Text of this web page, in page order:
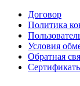
Договор
Политика
Условия
Обратная